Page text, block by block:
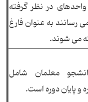
در نظر گرفته
رسانند به عنوان فارغ
می شوند.
معلمان شامل
و پایان دوره است.